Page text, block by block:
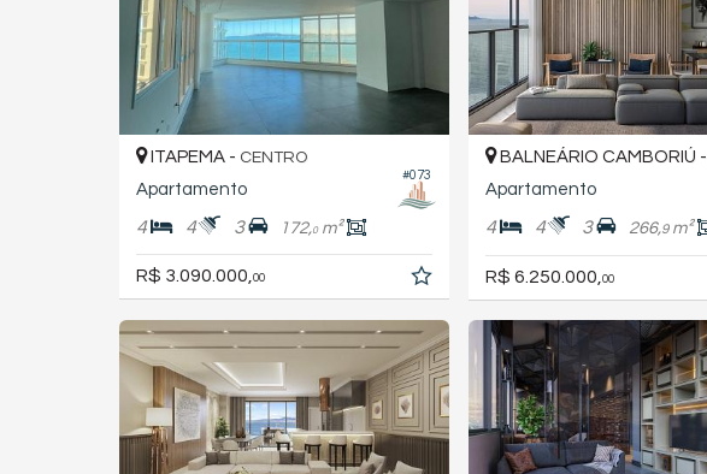
#073
ITAPEMA - CENTRO
Apartamento
4 4 3 172,0m²
R$ 3.090.000,00
BALNEÁRIO CAMBORIÚ -
Apartamento
4 4 3 266,9m²
R$ 6.250.000,00